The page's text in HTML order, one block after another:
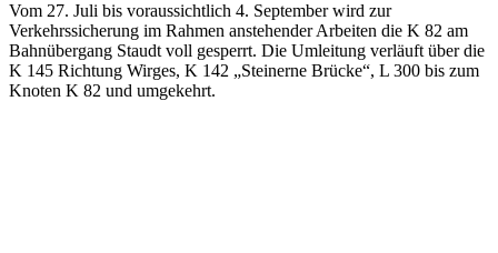
Vom 27. Juli bis voraussichtlich 4. September wird zur
Verkehrssicherung im Rahmen anstehender Arbeiten die K 82 am
Bahnübergang Staudt voll gesperrt. Die Umleitung verläuft über die
K 145 Richtung Wirges, K 142 „Steinerne Brücke“, L 300 bis zum
Knoten K 82 und umgekehrt.